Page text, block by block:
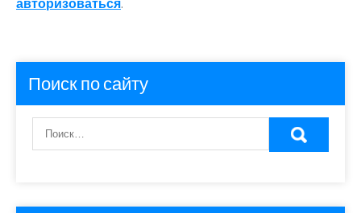
авторизоваться.
Поиск по сайту